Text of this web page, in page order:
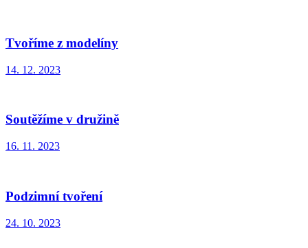
Tvoříme z modelíny
14. 12. 2023
Soutěžíme v družině
16. 11. 2023
Podzimní tvoření
24. 10. 2023